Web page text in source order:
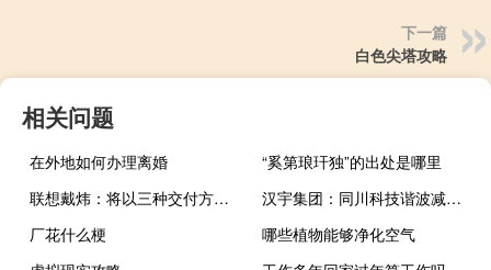
下一篇
白色尖塔攻略
相关问题
在外地如何办理离婚
“奚第琅玕独”的出处是哪里
联想戴炜：将以三种交付方式支持三类算力场景混合计算需求
汉宇集团：同川科技谐波减速器已批量生产及销售
厂花什么梗
哪些植物能够净化空气